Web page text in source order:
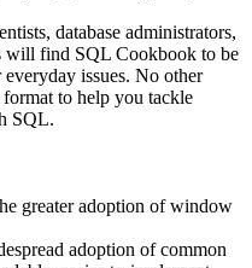
database administrators,
will find SQL Cookbook to be
issues. No other
to help you tackle
SQL.
greater adoption of window
adoption of common